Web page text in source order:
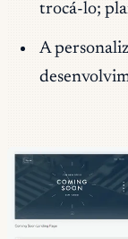
trocá-lo;
A